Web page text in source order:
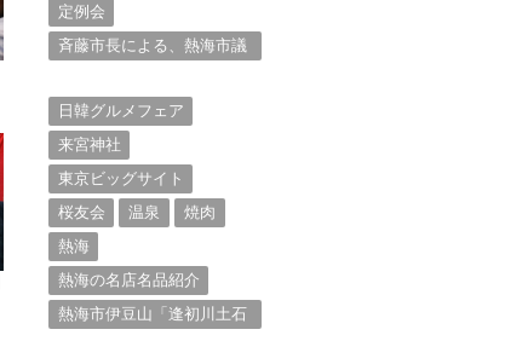
定例会
斉藤市長による、熱海市議
日韓グルメフェア
来宮神社
東京ビッグサイト
桜友会
温泉
焼肉
熱海
熱海の名店名品紹介
熱海市伊豆山「逢初川土石